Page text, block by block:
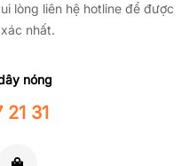
lòng liên hệ hotline để được
nhất.
nóng
31